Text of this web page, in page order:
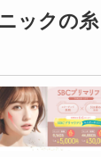
ックの